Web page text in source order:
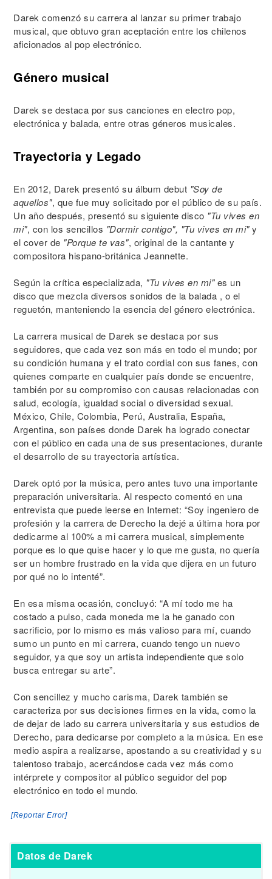
Darek comenzó su carrera al lanzar su primer trabajo
musical, que obtuvo gran aceptación entre los chilenos
aficionados al pop electrónico.
Género musical
Darek se destaca por sus canciones en electro pop,
electrónica y balada, entre otras géneros musicales.
Trayectoria y Legado
En 2012, Darek presentó su álbum debut "Soy de
aquellos", que fue muy solicitado por el público de su país.
Un año después, presentó su siguiente disco "Tu vives en
mi", con los sencillos "Dormir contigo", "Tu vives en mi"y
el cover de "Porque te vas", original de la cantante y
compositora hispano-británica Jeannette.
Según la crítica especializada, "Tu vives en mi"es un
disco que mezcla diversos sonidos de la balada , o el
reguetón, manteniendo la esencia del género electrónica.
La carrera musical de Darek se destaca por sus
seguidores, que cada vez son más en todo el mundo; por
su condición humana y el trato cordial con sus fanes, con
quienes comparte en cualquier país donde se encuentre,
también por su compromiso con causas relacionadas con
salud, ecología, igualdad social o diversidad sexual.
México, Chile, Colombia, Perú, Australia, España,
Argentina, son países donde Darek ha logrado conectar
con el público en cada una de sus presentaciones, durante
el desarrollo de su trayectoria artística.
Darek optó por la música, pero antes tuvo una importante
preparación universitaria. Al respecto comentó en una
entrevista que puede leerse en Internet: “Soy ingeniero de
profesión y la carrera de Derecho la dejé a última hora por
dedicarme al 100% a mi carrera musical, simplemente
porque es lo que quise hacer y lo que me gusta, no quería
ser un hombre frustrado en la vida que dijera en un futuro
por qué no lo intenté”.
En esa misma ocasión, concluyó: “A mí todo me ha
costado a pulso, cada moneda me la he ganado con
sacrificio, por lo mismo es más valioso para mí, cuando
sumo un punto en mi carrera, cuando tengo un nuevo
seguidor, ya que soy un artista independiente que solo
busca entregar su arte”.
Con sencillez y mucho carisma, Darek también se
caracteriza por sus decisiones firmes en la vida, como la
de dejar de lado su carrera universitaria y sus estudios de
Derecho, para dedicarse por completo a la música. En ese
medio aspira a realizarse, apostando a su creatividad y su
talentoso trabajo, acercándose cada vez más como
intérprete y compositor al público seguidor del pop
electrónico en todo el mundo.
[Reportar Error]
Datos de Darek